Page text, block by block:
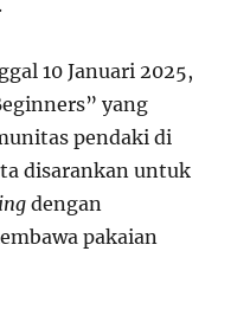
10 Januari 2025,
yang
pendaki di
disarankan untuk
dengan
pakaian